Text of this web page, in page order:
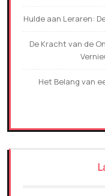
Hulde aan Leraren:
De Kracht van de
Het Belang van